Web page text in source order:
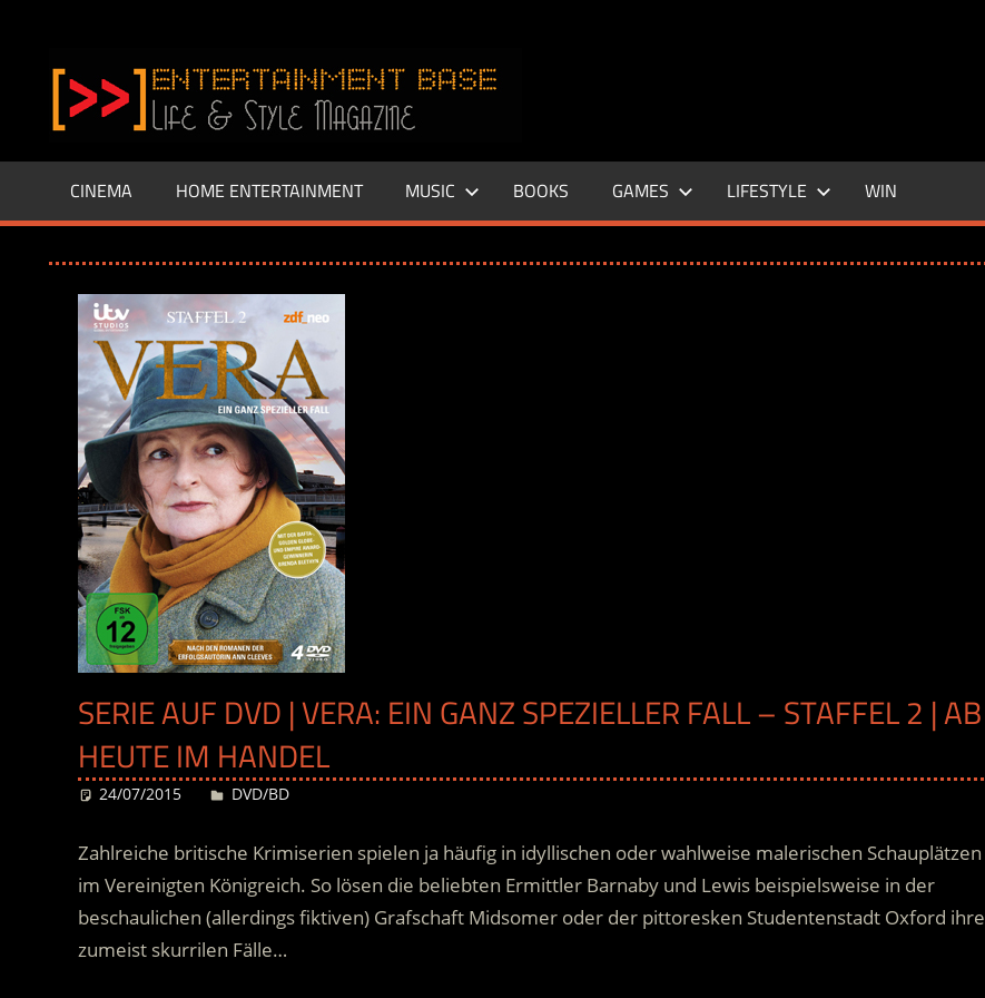
springen
–
LIFE
Base.de
CINEMA HOME ENTERTAINMENT MUSIC BOOKS GAMES LIFESTYLE WIN
SERIE AUF DVD | VERA: EIN GANZ SPEZIELLER FALL – STAFFEL 2 | AB
HEUTE IM HANDEL
24/07/2015 Desiree
DVD/BD
Zahlreiche britische Krimiserien spielen ja häufig in idyllischen oder wahlweise malerischen Schauplätzen
im Vereinigten Königreich. So lösen die beliebten Ermittler Barnaby und Lewis beispielsweise in der
beschaulichen (allerdings fiktiven) Grafschaft Midsomer oder der pittoresken Studentenstadt Oxford ihre
zumeist skurrilen Fälle…